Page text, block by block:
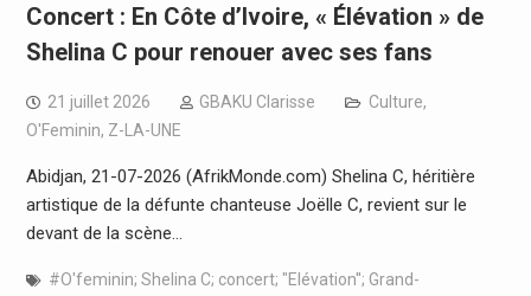
Concert : En Côte d’Ivoire, « Élévation » de
Shelina C pour renouer avec ses fans
21 juillet 2026 GBAKU Clarisse Culture,
O'Feminin, Z-LA-UNE
Abidjan, 21-07-2026 (AfrikMonde.com) Shelina C, héritière
artistique de la défunte chanteuse Joëlle C, revient sur le
devant de la scène…
#O'feminin; Shelina C; concert; "Elévation''; Grand-